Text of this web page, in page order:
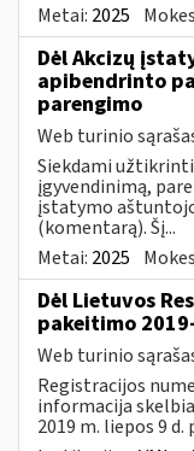
Metai: 2025
Dėl Akcizų
apibendrinto
parengimo
Web turinio
Siekdami
įgyvendinimą,
įstatymo
(komentarą). Šį...
Metai: 2025
Dėl Lietuvos
pakeitimo
Web turinio
Registracijos
informacija
2019 m. liepos 9